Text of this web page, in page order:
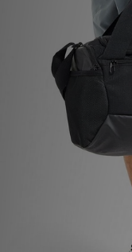
TARJETA REGALO